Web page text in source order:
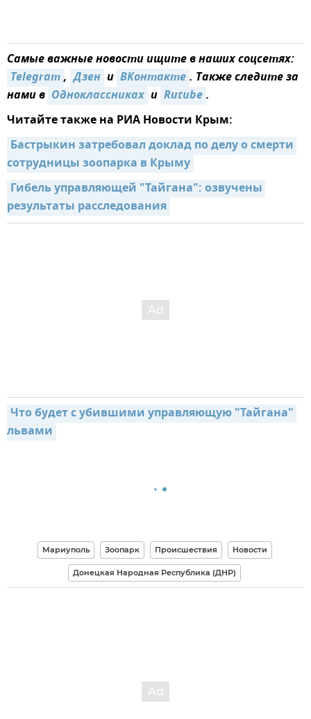
Самые важные новости ищите в наших соцсетях:
Telegram, Дзен и ВКонтакте. Также следите за
нами в Одноклассниках и Rutube.
Читайте также на РИА Новости Крым:
Бастрыкин затребовал доклад по делу о смерти
сотрудницы зоопарка в Крыму
Гибель управляющей "Тайгана": озвучены
результаты расследования
Что будет с убившими управляющую "Тайгана"
львами
Мариуполь Зоопарк Происшествия Новости
Донецкая Народная Республика (ДНР)